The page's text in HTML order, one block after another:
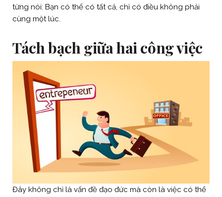
từng nói: Bạn có thể có tất cả, chỉ có điều không phải
cùng một lúc.
Tách bạch giữa hai công việc
Đây không chỉ là vấn đề đạo đức mà còn là việc có thể